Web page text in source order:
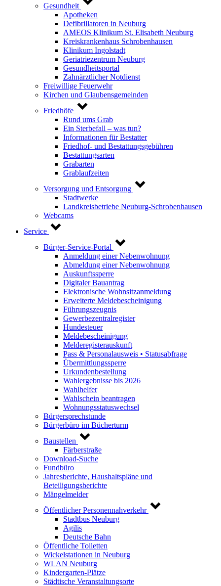
Gesundheit
Apotheken
Defibrillatoren in Neuburg
AMEOS Klinikum St. Elisabeth Neuburg
Kreiskrankenhaus Schrobenhausen
Klinikum Ingolstadt
Geriatriezentrum Neuburg
Gesundheitsportal
Zahnärztlicher Notdienst
Freiwillige Feuerwehr
Kirchen und Glaubensgemeinden
Friedhöfe
Rund ums Grab
Ein Sterbefall – was tun?
Informationen für Bestatter
Friedhof- und Bestattungsgebühren
Bestattungsarten
Grabarten
Grablaufzeiten
Versorgung und Entsorgung
Stadtwerke
Landkreisbetriebe Neuburg-Schrobenhausen
Webcams
Service
Bürger-Service-Portal
Anmeldung einer Nebenwohnung
Abmeldung einer Nebenwohnung
Auskunftssperre
Digitaler Bauantrag
Elektronische Wohnsitzanmeldung
Erweiterte Meldebescheinigung
Führungszeugnis
Gewerbezentralregister
Hundesteuer
Meldebescheinigung
Melderegisterauskunft
Pass & Personalausweis • Statusabfrage
Übermittlungssperre
Urkundenbestellung
Wahlergebnisse bis 2026
Wahlhelfer
Wahlschein beantragen
Wohnungsstatuswechsel
Bürgersprechstunde
Bürgerbüro im Bücherturm
Baustellen
Färberstraße
Download-Suche
Fundbüro
Jahresberichte, Haushaltspläne und
Beteiligungsberichte
Mängelmelder
Öffentlicher Personennahverkehr
Stadtbus Neuburg
Agilis
Deutsche Bahn
Öffentliche Toiletten
Wickelstationen in Neuburg
WLAN Neuburg
Kindergarten-Plätze
Städtische Veranstaltungsorte